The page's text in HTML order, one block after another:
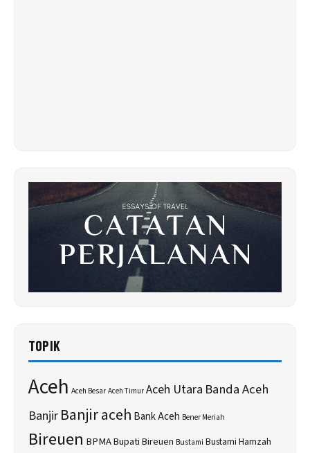
TOPIK
Aceh Aceh Besar Aceh Timur Aceh Utara Banda Aceh
BanjirBanjir aceh Bank Aceh Bener Meriah
Bireuen BPMABupati Bireuen Bustami Bustami Hamzah